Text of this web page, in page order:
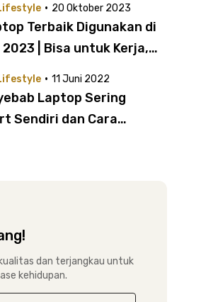
· 20 Oktober 2023
Terbaik Digunakan di
2023 | Bisa untuk Kerja,
· 11 Juni 2022
Laptop Sering
Sendiri dan Cara
dan terjangkau untuk
kehidupan.